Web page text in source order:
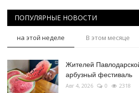
ПОПУЛЯРНЫЕ НОВОСТИ
на этой неделе В этом месяце
Жителей
арбузный фестиваль
Авг 4, 2026 0 2318